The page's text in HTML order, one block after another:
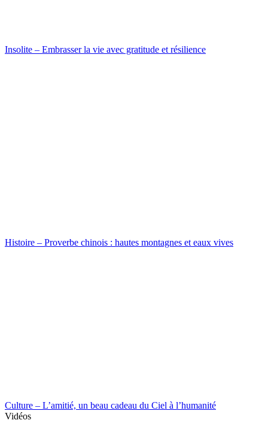
Insolite – Embrasser la vie avec gratitude et résilience
Histoire – Proverbe chinois : hautes montagnes et eaux vives
Culture – L’amitié, un beau cadeau du Ciel à l’humanité
Vidéos